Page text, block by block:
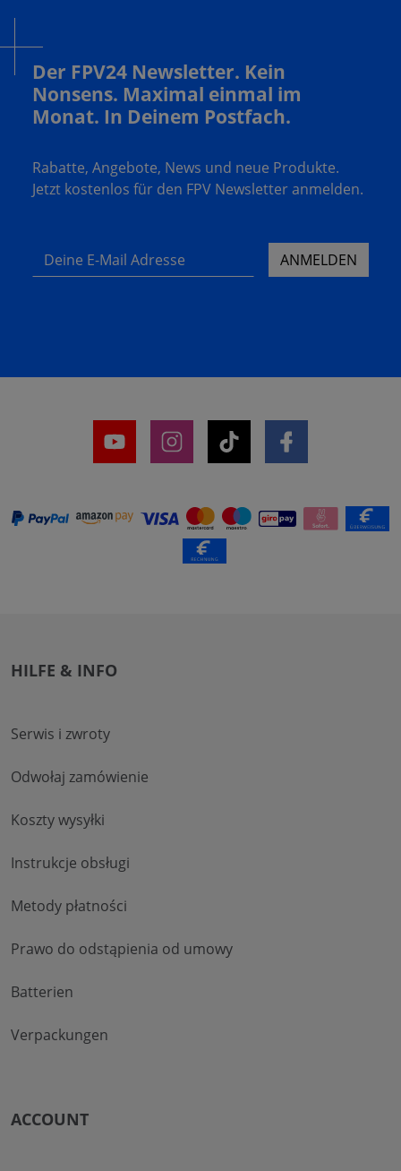
Der FPV24 Newsletter. Kein
Nonsens. Maximal einmal im
Monat. In Deinem Postfach.
Rabatte, Angebote, News und neue Produkte.
Jetzt kostenlos für den FPV Newsletter anmelden.
Deine E-Mail Adresse ANMELDEN
HILFE & INFO
Serwis i zwroty
Odwołaj zamówienie
Koszty wysyłki
Instrukcje obsługi
Metody płatności
Prawo do odstąpienia od umowy
Batterien
Verpackungen
ACCOUNT